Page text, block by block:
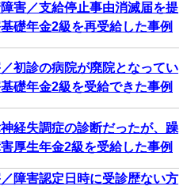
害／支給停止事由消滅届を提
礎年金2級を再受給した事例
初診の病院が廃院となってい
礎年金2級を受給できた事例
経失調症の診断だったが、躁
厚生年金2級を受給した事例
障害認定日時に受診歴ない方